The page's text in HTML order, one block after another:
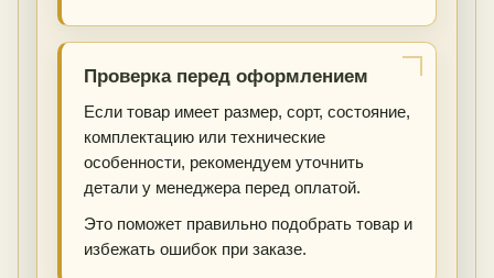
Проверка перед оформлением
Если товар имеет размер, сорт, состояние,
комплектацию или технические
особенности, рекомендуем уточнить
детали у менеджера перед оплатой.
Это поможет правильно подобрать товар и
избежать ошибок при заказе.